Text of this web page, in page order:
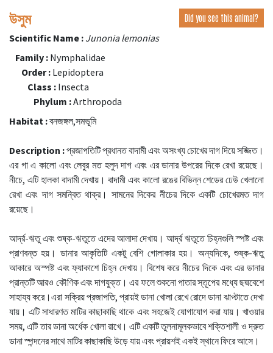
উসুম Did you see this animal?
Scientific Name : Junonia lemonias
Family : Nymphalidae
Order : Lepidoptera
Class : Insecta
Phylum :Arthropoda
Habitat :বনজঙ্গল,সমভূমি
Description :প্রজাপতিটি প্রধানত বাদামী এবং অসংখ্য চোখের দাগ দিয়ে সজ্জিত।
এর গা এ কালো এবং লেবুর মত হলুদ দাগ এবং এর ডানার উপরের দিকে রেখা রয়েছে।
নীচে, এটি হালকা বাদামী দেখায়। বাদামী এবং কালো রঙের বিভিন্ন শেডের ঢেউ খেলানো
রেখা এবং দাগ সমন্বিত থাক্র। সামনের দিকের নীচের দিকে একটি চোখেরমত দাগ
রয়েছে।
আর্দ্র-ঋতু এবং শুষ্ক-ঋতুতে এদের আলাদা দেখায়। আর্দ্র ঋতুতে চিহ্নগুলি স্পষ্ট এবং
প্রাণবন্ত হয়। ডানার আকৃতিটি একটু বেশি গোলাকার হয়। অন্যদিকে, শুষ্ক-ঋতু
আকারে অস্পষ্ট এবং ফ্যাকাশে চিহ্ন দেখায়। বিশেষ করে নীচের দিকে এবং এর ডানার
প্রান্তটি আরও কৌণিক এবং দাগযুক্ত। এর ফলে শুকনো পাতার স্তূপের মধ্যে ছদ্মবেশে
সাহায্য করে।এরা সক্রিয় প্রজাপতি, প্রায়ই ডানা খোলা রেখে রোদে ডানা ঝাপ্টাতে দেখা
যায়। এটি সাধারণত মাটির কাছাকাছি থাকে এবং সহজেই যোগাযোগ করা যায়। খাওয়ার
সময়, এটি তার ডানা অর্ধেক খোলা রাখে। এটি একটি তুলনামূলকভাবে শক্তিশালী ও দ্রুত
ডানা স্পন্দনের সাথে মাটির কাছাকাছি উড়ে যায় এবং প্রায়শই একই স্থানে ফিরে আসে।